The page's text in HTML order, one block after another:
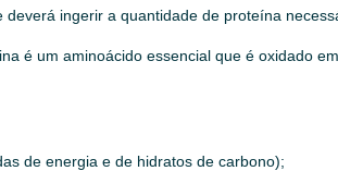
ingerir a quantidade de proteína
é um aminoácido essencial que é oxidado
de energia e de hidratos de carbono);